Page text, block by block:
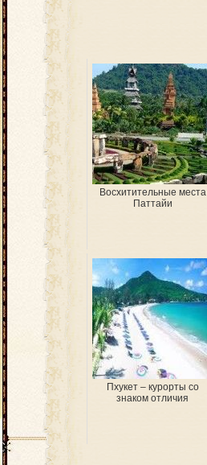
Восхитительные места
Паттайи
Пхукет – курорты со
знаком отличия